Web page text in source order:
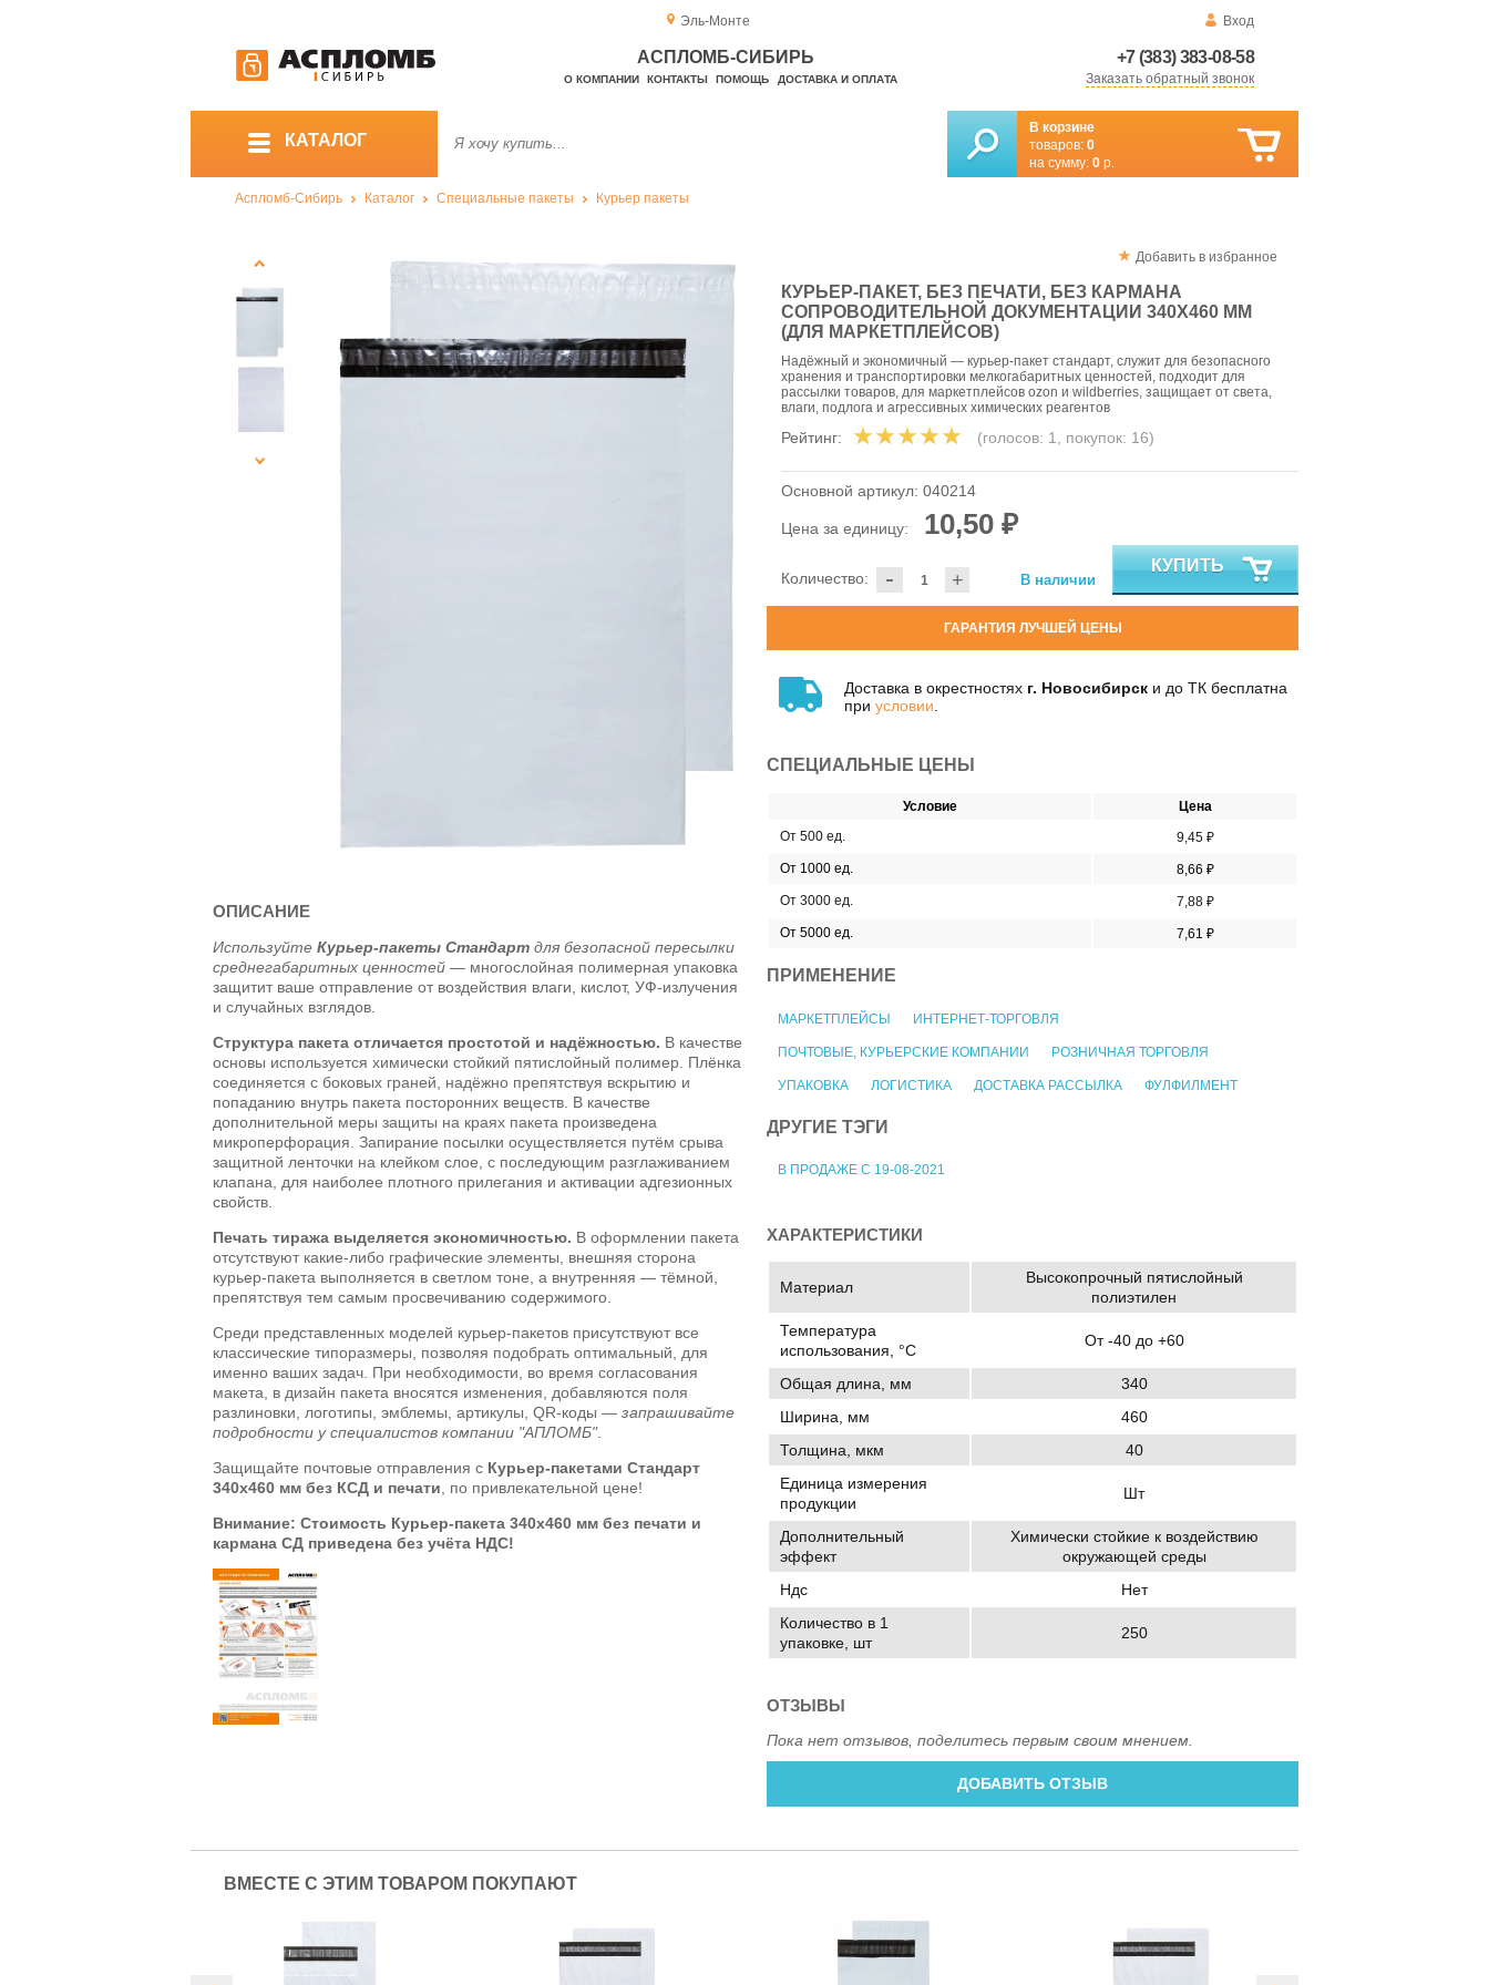
Эль-Монте Вход
+7 (383) 383-08-58
Заказать обратный звонок
АСПЛОМБ-СИБИРЬ
О КОМПАНИИ КОНТАКТЫ ПОМОЩЬ ДОСТАВКА И ОПЛАТА
КАТАЛОГ
В корзине
товаров: 0
на сумму: 0 р.
Аспломб-Сибирь Каталог Специальные пакеты Курьер пакеты
Добавить в избранное
КУРЬЕР-ПАКЕТ, БЕЗ ПЕЧАТИ, БЕЗ КАРМАНА
СОПРОВОДИТЕЛЬНОЙ ДОКУМЕНТАЦИИ 340X460 ММ
(ДЛЯ МАРКЕТПЛЕЙСОВ)
Надёжный и экономичный — курьер-пакет стандарт, служит для безопасного
хранения и транспортировки мелкогабаритных ценностей, подходит для
рассылки товаров, для маркетплейсов ozon и wildberries, защищает от света,
влаги, подлога и агрессивных химических реагентов
Рейтинг: (голосов: 1, покупок: 16)
Основной артикул: 040214
Цена за единицу: 10,50 ₽
- +
Количество: В наличии
КУПИТЬ
ГАРАНТИЯ ЛУЧШЕЙ ЦЕНЫ
Доставка в окрестностях г. Новосибирск и до ТК бесплатна
при условии
СПЕЦИАЛЬНЫЕ ЦЕНЫ
Условие
Цена
От 500 ед.
9,45 ₽
От 1000 ед.
8,66 ₽
От 3000 ед.
7,88 ₽
От 5000 ед.
7,61 ₽
ПРИМЕНЕНИЕ
МАРКЕТПЛЕЙСЫ ИНТЕРНЕТ-ТОРГОВЛЯ
ПОЧТОВЫЕ, КУРЬЕРСКИЕ КОМПАНИИ РОЗНИЧНАЯ ТОРГОВЛЯ
УПАКОВКА ЛОГИСТИКА ДОСТАВКА РАССЫЛКА ФУЛФИЛМЕНТ
ДРУГИЕ ТЭГИ
В ПРОДАЖЕ С 19-08-2021
ОПИСАНИЕ
Используйте Курьер-пакеты Стандарт для безопасной пересылки
среднегабаритных ценностей — многослойная полимерная упаковка
защитит ваше отправление от воздействия влаги, кислот, УФ-излучения
и случайных взглядов.
Структура пакета отличается простотой и надёжностью. В качестве
основы используется химически стойкий пятислойный полимер. Плёнка
соединяется с боковых граней, надёжно препятствуя вскрытию и
попаданию внутрь пакета посторонних веществ. В качестве
дополнительной меры защиты на краях пакета произведена
микроперфорация. Запирание посылки осуществляется путём срыва
защитной ленточки на клейком слое, с последующим разглаживанием
клапана, для наиболее плотного прилегания и активации адгезионных
свойств.
Печать тиража выделяется экономичностью. В оформлении пакета
отсутствуют какие-либо графические элементы, внешняя сторона
курьер-пакета выполняется в светлом тоне, а внутренняя — тёмной,
препятствуя тем самым просвечиванию содержимого.
Среди представленных моделей курьер-пакетов присутствуют все
классические типоразмеры, позволяя подобрать оптимальный, для
именно ваших задач. При необходимости, во время согласования
макета, в дизайн пакета вносятся изменения, добавляются поля
разлиновки, логотипы, эмблемы, артикулы, QR-коды — запрашивайте
подробности у специалистов компании "АПЛОМБ".
Защищайте почтовые отправления с Курьер-пакетами Стандарт
340x460 мм без КСД и печати , по привлекательной цене!
Внимание: Стоимость Курьер-пакета 340x460 мм без печати и
кармана СД приведена без учёта НДС!
ХАРАКТЕРИСТИКИ
Материал
Высокопрочный пятислойный
полиэтилен
Температура
использования, °C
От -40 до +60
Общая длина, мм
340
Ширина, мм
460
Толщина, мкм
40
Единица измерения
продукции
Шт
Дополнительный
эффект
Химически стойкие к воздействию
окружающей среды
Ндс
Нет
Количество в 1
упаковке, шт
250
ОТЗЫВЫ
Пока нет отзывов, поделитесь первым своим мнением.
ДОБАВИТЬ ОТЗЫВ
ВМЕСТЕ С ЭТИМ ТОВАРОМ ПОКУПАЮТ